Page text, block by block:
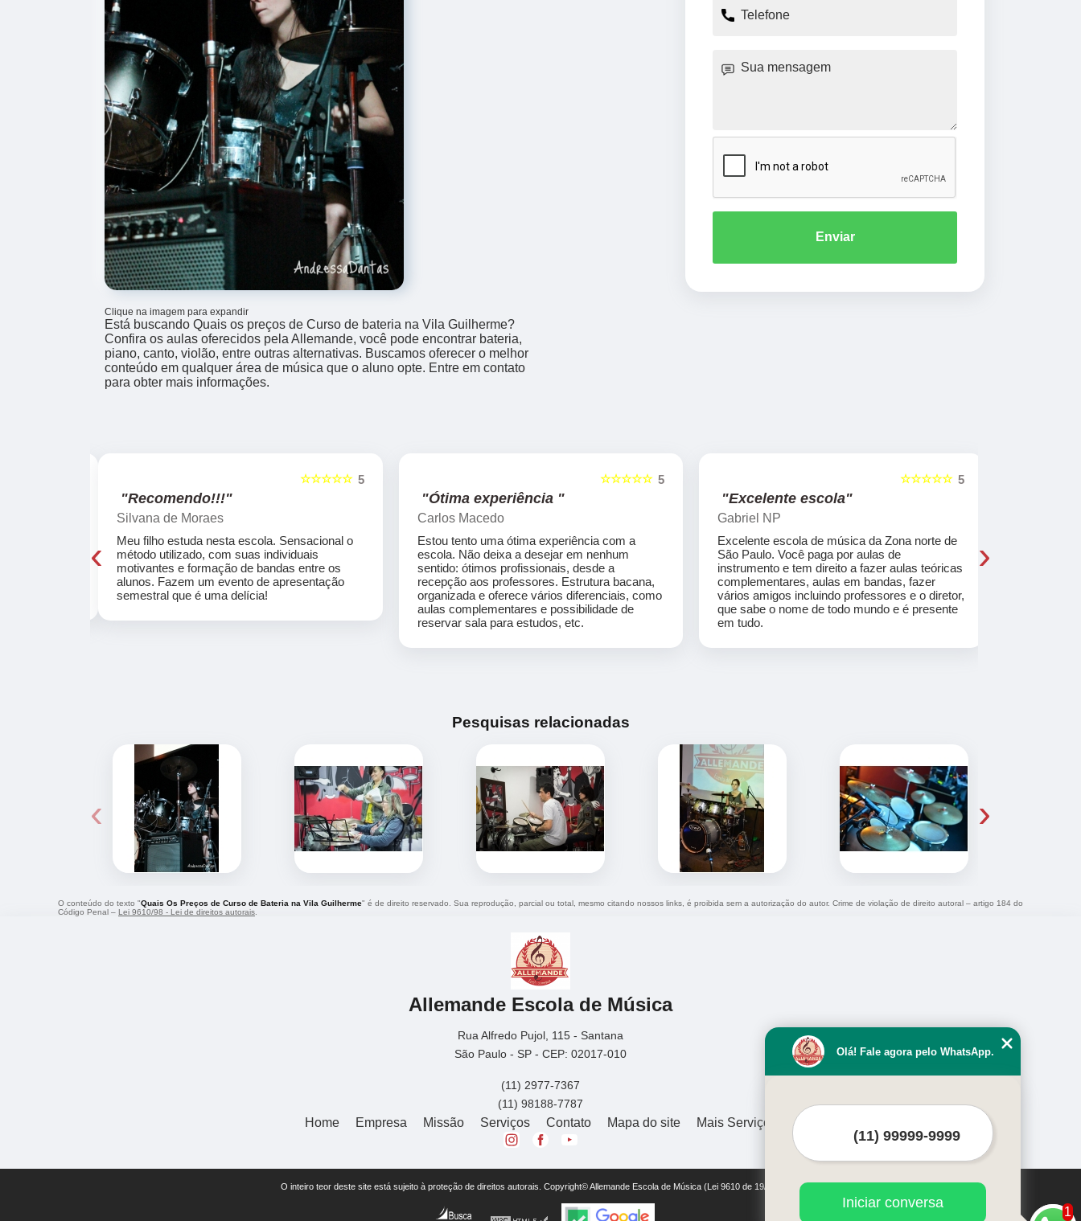
Clique na imagem para expandir
Está buscando Quais os preços de Curso de bateria na Vila Guilherme?
Confira os aulas oferecidos pela Allemande, você pode encontrar bateria,
piano, canto, violão, entre outras alternativas. Buscamos oferecer o melhor
conteúdo em qualquer área de música que o aluno opte. Entre em contato
para obter mais informações.
Enviar
5
☆☆☆☆☆
"Recomendo!!!"
Silvana de Moraes
Meu filho estuda nesta escola. Sensacional o
método utilizado, com suas individuais
motivantes e formação de bandas entre os
alunos. Fazem um evento de apresentação
semestral que é uma delícia!
5
☆☆☆☆☆
"Ótima experiência "
Carlos Macedo
Estou tento uma ótima experiência com a
escola. Não deixa a desejar em nenhum
sentido: ótimos profissionais, desde a
recepção aos professores. Estrutura bacana,
organizada e oferece vários diferenciais, como
aulas complementares e possibilidade de
reservar sala para estudos, etc.
5
☆☆☆☆☆
"Excelente escola"
Gabriel NP
Excelente escola de música da Zona norte de
São Paulo. Você paga por aulas de
instrumento e tem direito a fazer aulas teóricas
complementares, aulas em bandas, fazer
vários amigos incluindo professores e o diretor,
que sabe o nome de todo mundo e é presente
em tudo.
‹ ›
Pesquisas relacionadas
‹ ›
O conteúdo do texto "Quais Os Preços de Curso de Bateria na Vila Guilherme" é de direito reservado. Sua reprodução, parcial ou total, mesmo citando nossos links, é proibida sem a autorização do autor. Crime de violação de direito autoral – artigo 184 do
Código Penal – Lei 9610/98 - Lei de direitos autorais
Allemande Escola de Música
Rua Alfredo Pujol, 115 - Santana
São Paulo - SP - CEP: 02017-010
(11) 2977-7367
(11) 98188-7787
Home Empresa Missão Serviços Contato Mapa do site Mais Serviços
O inteiro teor deste site está sujeito à proteção de direitos autorais. Copyright© Allemande Escola de Música (Lei 9610 de 19/02/1998)
1
Olá! Fale agora pelo WhatsApp.
Iniciar conversa